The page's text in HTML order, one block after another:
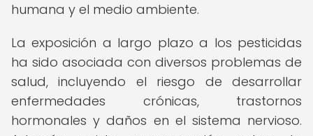
humana y el medio ambiente.
La exposición a largo plazo a los pesticidas
ha sido asociada con diversos problemas de
salud, incluyendo el riesgo de desarrollar
enfermedades crónicas, trastornos
hormonales y daños en el sistema nervioso.